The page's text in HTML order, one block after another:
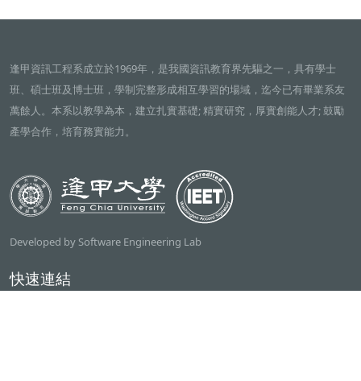
逢甲資訊工程系成立於1969年，是我國資訊教育界先驅之一，具有學士
班、碩士班及博士班，學制完整形成相互學習的場域，迄今已有畢業系友
萬餘人。本系以教學為本，建立扎實基礎; 精實研究，厚實創能人才; 鼓勵
產學合作，培育務實能力。
Developed by Software Engineering Lab
快速連結